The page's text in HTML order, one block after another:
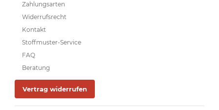
Zahlungsarten
Widerrufsrecht
Kontakt
Stoffmuster-Service
FAQ
Beratung
Vertrag widerrufen